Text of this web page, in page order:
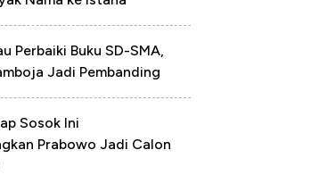
Perbaiki Buku SD-SMA,
Jadi Pembanding
Sosok Ini
Prabowo Jadi Calon